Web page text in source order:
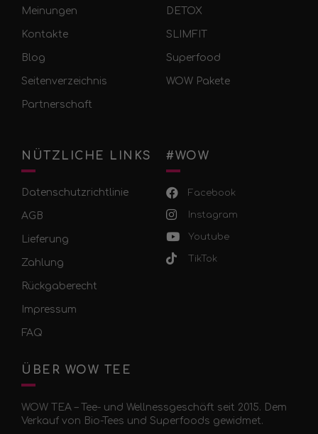
Meinungen
Kontakte
Blog
Seitenverzeichnis
Partnerschaft
DETOX
SLIMFIT
Superfood
WOW Pakete
NÜTZLICHE LINKS
Datenschutzrichtlinie
AGB
Lieferung
Zahlung
Rückgaberecht
Impressum
FAQ
#WOW
Facebook
Instagram
Youtube
TikTok
ÜBER WOW TEE
WOW TEA – Tee- und Wellnessgeschäft seit 2015. Dem
Verkauf von Bio-Tees und Superfoods gewidmet.